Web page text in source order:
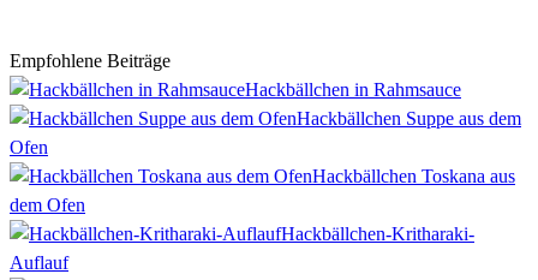
Empfohlene Beiträge
Hackbällchen in Rahmsauce
Hackbällchen Suppe aus dem
Ofen
Hackbällchen Toskana aus
dem Ofen
Hackbällchen-Kritharaki-
Auflauf